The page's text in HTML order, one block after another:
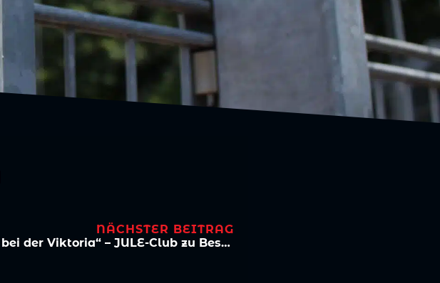
NÄCHSTER BEITRAG
„Stadionerlebnis bei der Viktoria“ – JULE-Club zu Besuch